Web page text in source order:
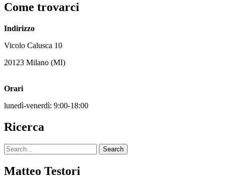
Come trovarci
Indirizzo
Vicolo Calusca 10
20123 Milano (MI)
Orari
lunedì-venerdì: 9:00-18:00
Ricerca
Search
archives
Search
Matteo Testori